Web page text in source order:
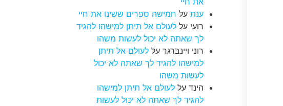
ענתעל חמישה ספרים ששינו את חיי
רועי על לעולם אל תיתן למישהו להגיד
לך שאתה לא יכול לעשות משהו
רוני ויינברגרעל לעולם אל תיתן
למישהו להגיד לך שאתה לא יכול
לעשות משהו
הינדעל לעולם אל תיתן למישהו
להגיד לך שאתה לא יכול לעשות